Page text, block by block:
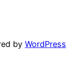
by WordPress